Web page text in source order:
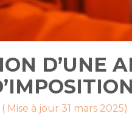
D’UNE
( Mise à jour 31 mars 2025)